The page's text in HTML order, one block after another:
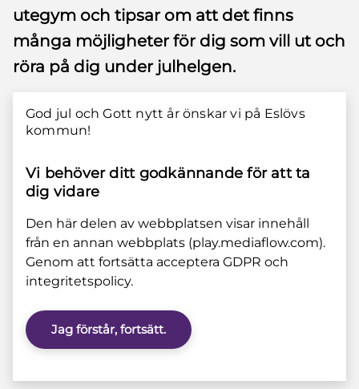
utegym och tipsar om att det finns
många möjligheter för dig som vill ut och
röra på dig under julhelgen.
God jul och Gott nytt år önskar vi på Eslövs
kommun!
Vi behöver ditt godkännande för att ta
dig vidare
Den här delen av webbplatsen visar innehåll
från en annan webbplats (play.mediaflow.com).
Genom att fortsätta acceptera GDPR och
integritetspolicy.
Jag förstår, fortsätt.